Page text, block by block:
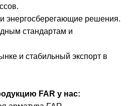
энергосберегающие решения.
стандартам и
и стабильный экспорт в
FAR у нас: